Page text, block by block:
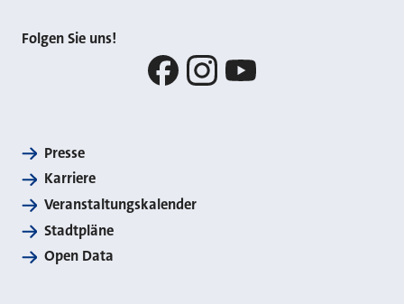
Folgen Sie uns!
Presse
Karriere
Veranstaltungskalender
Stadtpläne
Open Data